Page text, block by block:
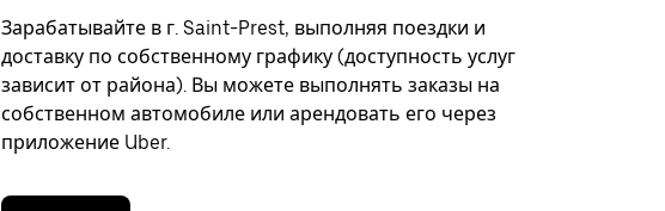
Зарабатывайте в г. Saint-Prest, выполняя поездки и
доставку по собственному графику (доступность услуг
зависит от района). Вы можете выполнять заказы на
собственном автомобиле или арендовать его через
приложение Uber.